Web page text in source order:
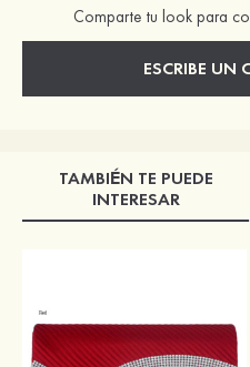
Comparte tu look para
ESCRIBE UN
TAMBIÉN TE PUEDE
INTERESAR